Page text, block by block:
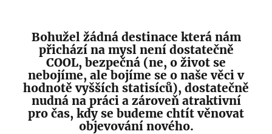
Bohužel žádná destinace která nám
přichází na mysl není dostatečně
COOL, bezpečná (ne, o život se
nebojíme, ale bojíme se o naše věci v
hodnotě vyšších statisíců), dostatečně
nudná na práci a zároveň atraktivní
pro čas, kdy se budeme chtít věnovat
objevování nového.